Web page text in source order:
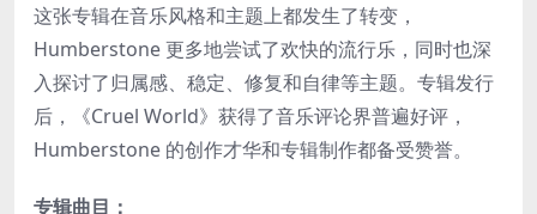
这张专辑在音乐风格和主题上都发生了转变，
Humberstone 更多地尝试了欢快的流行乐，同时也深
入探讨了归属感、稳定、修复和自律等主题。专辑发行
后，《Cruel World》获得了音乐评论界普遍好评，
Humberstone 的创作才华和专辑制作都备受赞誉。
专辑曲目：